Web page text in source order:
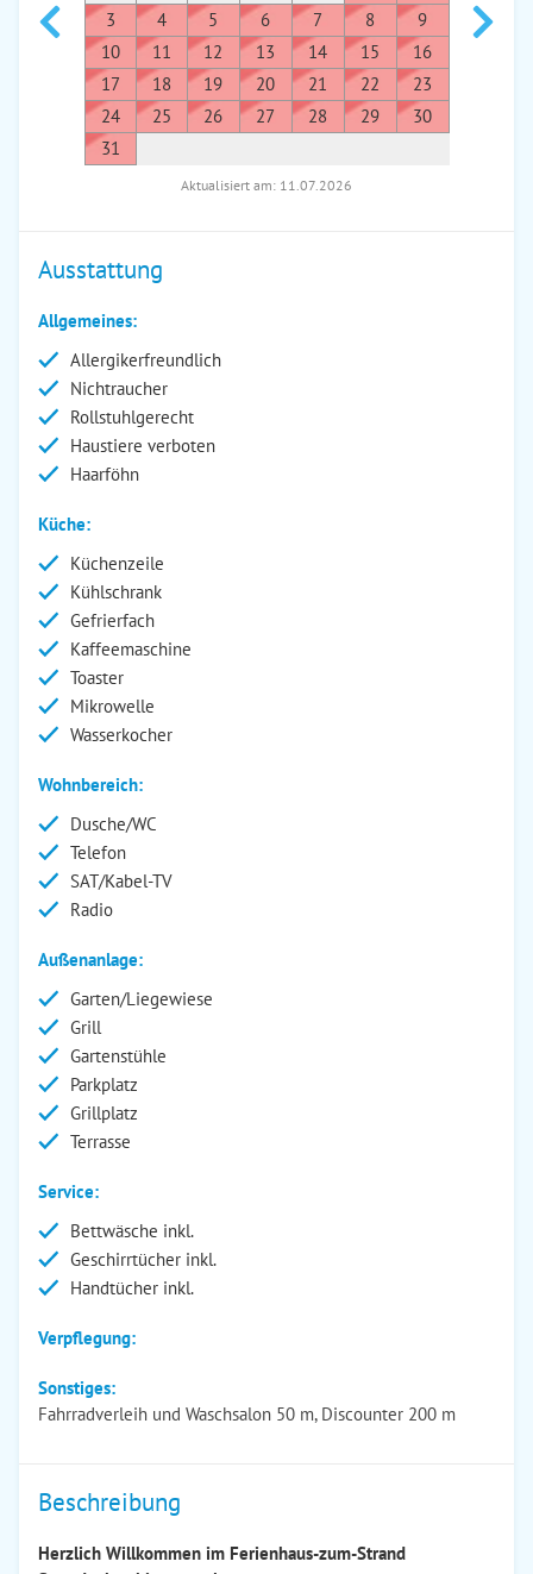
3
4 5 6 7 8
9
10
11 12 13 14 15
16
17
18 19 20 21 22
23
24
25 26 27 28 29
30
31
7
Aktualisiert am: 11.07.2026
Ausstattung
Allgemeines:
Allergikerfreundlich
Nichtraucher
Rollstuhlgerecht
Haustiere verboten
Haarföhn
Küche:
Küchenzeile
Kühlschrank
Gefrierfach
Kaffeemaschine
Toaster
Mikrowelle
Wasserkocher
Wohnbereich:
Dusche/WC
Telefon
SAT/Kabel-TV
Radio
Außenanlage:
Garten/Liegewiese
Grill
Gartenstühle
Parkplatz
Grillplatz
Terrasse
Service:
Bettwäsche inkl.
Geschirrtücher inkl.
Handtücher inkl.
Verpflegung:
Sonstiges:
Fahrradverleih und Waschsalon 50 m, Discounter 200 m
Beschreibung
Herzlich Willkommen im Ferienhaus-zum-Strand